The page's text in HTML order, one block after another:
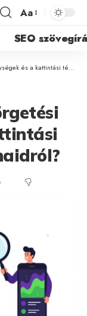
Aa
SEO
térképek a tartalmaidról?